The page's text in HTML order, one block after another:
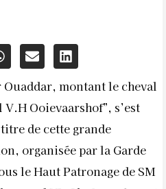
montant le cheval
Ooievaarshof”, s’est
de cette grande
organisée par la Garde
le Haut Patronage de SM